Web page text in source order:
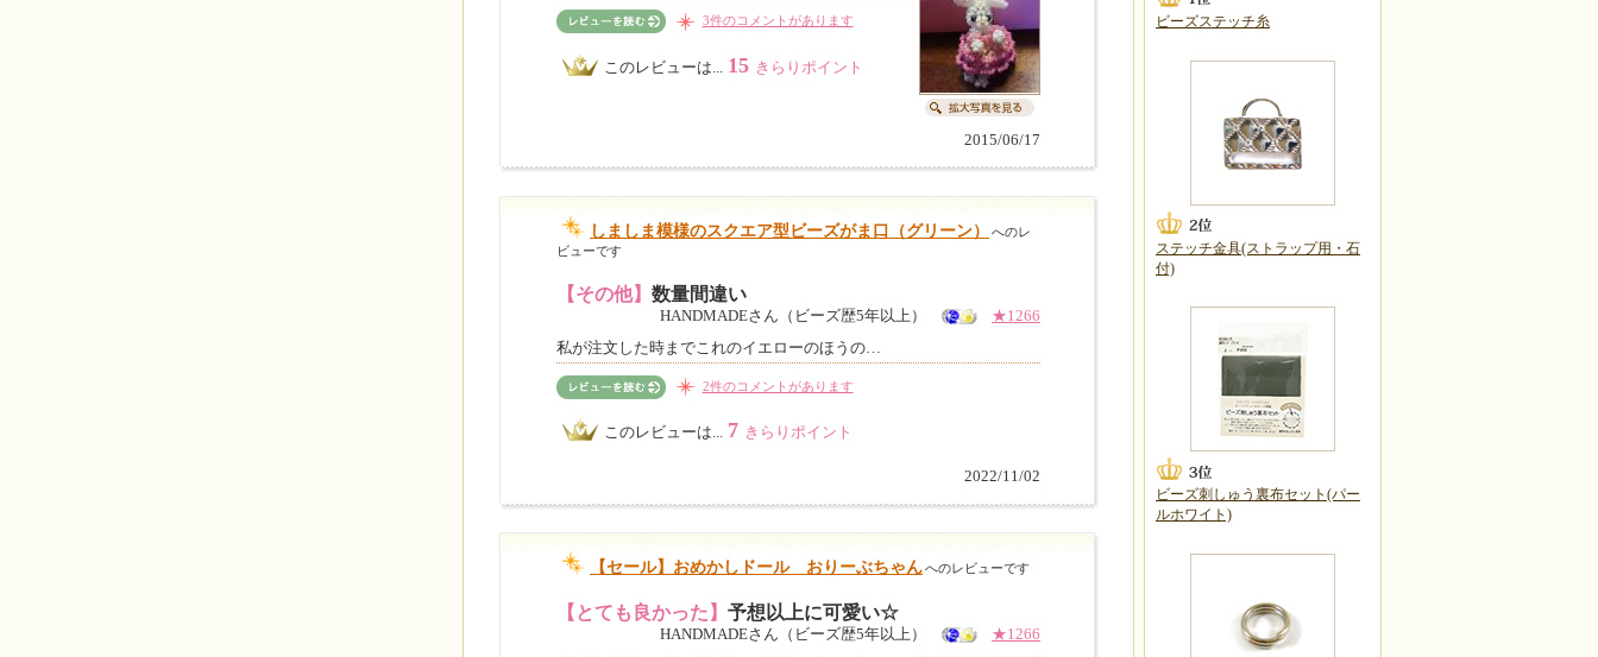
3件のコメントがあります
このレビューは... 15 きらりポイント
2015/06/17
しましま模様のスクエア型ビーズがま口（グリーン）
へのレ
ビューです
【その他】 数量間違い
HANDMADEさん（ビーズ歴5年以上）
★1266
私が注文した時までこれのイエローのほうの…
2件のコメントがあります
このレビューは... 7 きらりポイント
2022/11/02
【セール】おめかしドール おりーぶちゃんへのレビューです
【とても良かった】 予想以上に可愛い☆
HANDMADEさん（ビーズ歴5年以上）
★1266
ビーズステッチ糸
ステッチ金具(ストラップ用・石
付)
ビーズ刺しゅう裏布セット(パー
ルホワイト)